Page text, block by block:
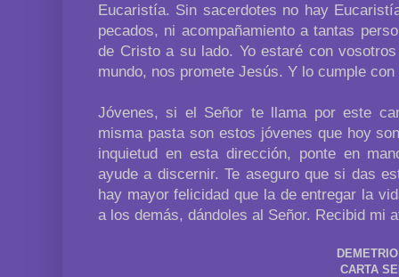
Eucaristía. Sin sacerdotes no hay
pecados, ni acompañamiento a tantas
de Cristo a su lado. Yo estaré con
mundo, nos promete Jesús. Y lo cumple
Jóvenes, si el Señor te llama por este
misma pasta son estos jóvenes que hoy
inquietud en esta dirección, ponte en
ayude a discernir. Te aseguro que si das
hay mayor felicidad que la de entregar la
a los demás, dándoles al Señor. Recibid mi
CARTA